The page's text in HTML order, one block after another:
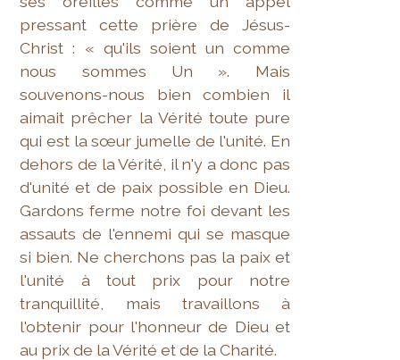
pressant cette prière de Jésus-
Christ : « qu'ils soient un comme
nous sommes Un ». Mais
souvenons-nous bien combien il
aimait prêcher la Vérité toute pure
qui est la sœur jumelle de l'unité. En
dehors de la Vérité, il n'y a donc pas
d'unité et de paix possible en Dieu.
Gardons ferme notre foi devant les
assauts de l'ennemi qui se masque
si bien. Ne cherchons pas la paix et
l'unité à tout prix pour notre
tranquillité, mais travaillons à
l'obtenir pour l'honneur de Dieu et
au prix de la Vérité et de la Charité.